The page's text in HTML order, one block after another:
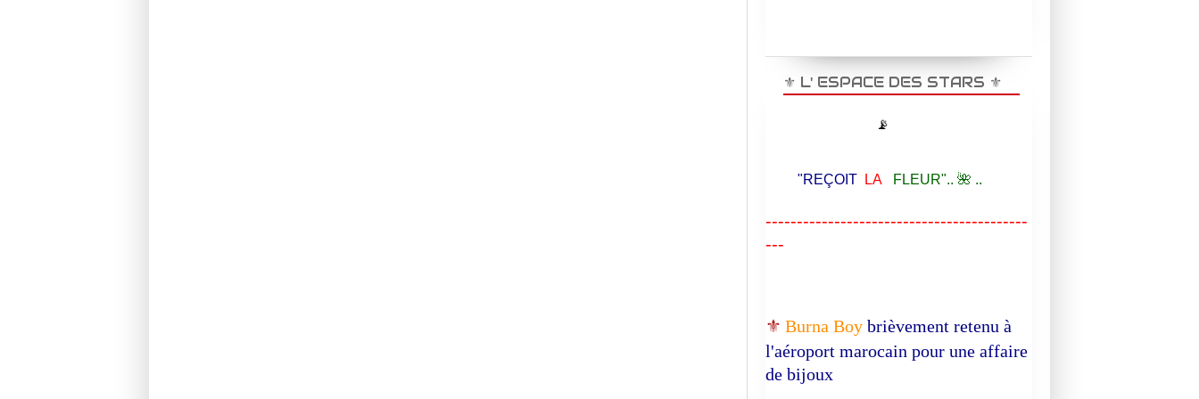
⚜️ L' ESPACE DES STARS ⚜️
📡
"REÇOIT LA FLEUR".. 🌺 ..
------------------------------------------
---
⚜️ Burna Boy brièvement retenu à
l'aéroport marocain pour une affaire
de bijoux